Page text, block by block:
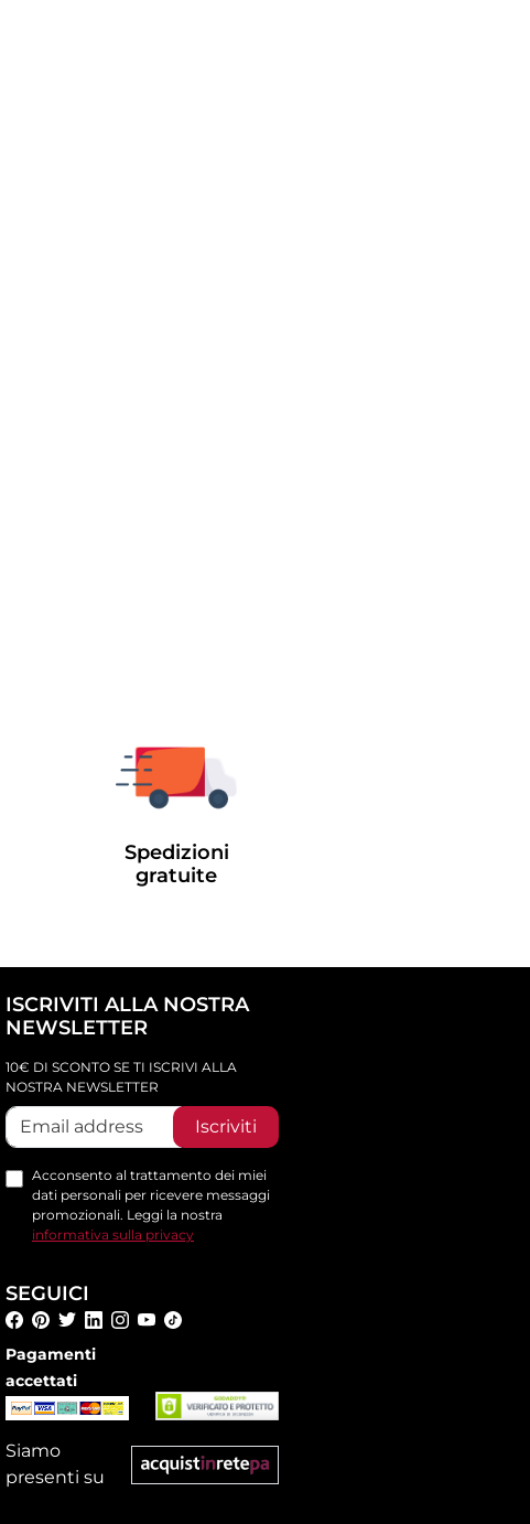
Spedizioni
gratuite
ISCRIVITI ALLA NOSTRA
NEWSLETTER
10€ DI SCONTO SE TI ISCRIVI ALLA
NOSTRA NEWSLETTER
Iscriviti
Acconsento al trattamento dei miei
dati personali per ricevere messaggi
promozionali. Leggi la nostra
informativa sulla privacy
SEGUICI
Pagamenti
accettati
Siamo
presenti su